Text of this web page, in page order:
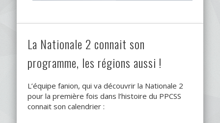
La Nationale 2 connait son
programme, les régions aussi !
L’équipe fanion, qui va découvrir la Nationale 2
pour la première fois dans l’histoire du PPCSS
connait son calendrier :